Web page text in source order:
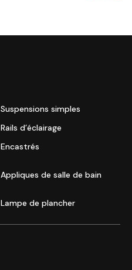
Suspensions simples
Rails d’éclairage
Encastrés
Appliques de salle de bain
Lampe de plancher